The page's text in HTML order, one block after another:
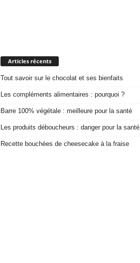
Articles récents
Tout savoir sur le chocolat et ses bienfaits
Les compléments alimentaires : pourquoi ?
Barre 100% végétale : meilleure pour la santé
Les produits déboucheurs : danger pour la santé
Recette bouchées de cheesecake à la fraise